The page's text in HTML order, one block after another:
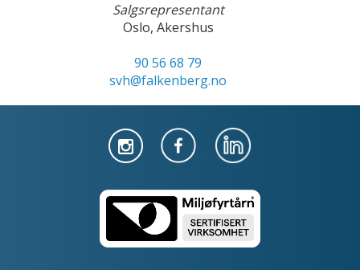
Salgsrepresentant
Oslo, Akershus
90 56 68 79
svh@falkenberg.no